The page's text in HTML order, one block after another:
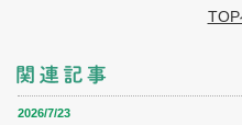
TOP
2026/7/23